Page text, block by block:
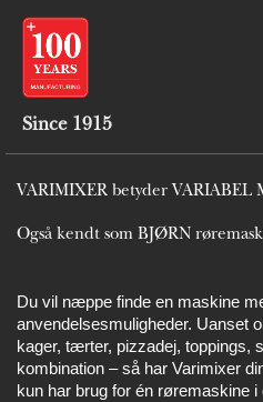
Since 1915
VARIMIXER betyder VARIABEL
Også kendt som BJØRN
Du vil næppe finde en maskine
anvendelsesmuligheder. Uanset
kager, tærter, pizzadej, toppings,
kombination – så har Varimixer
kun har brug for én røremaskine